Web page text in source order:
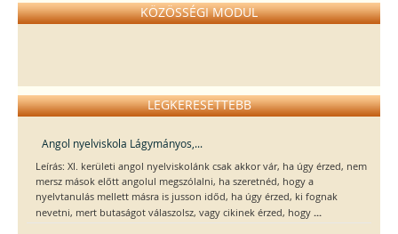
KÖZÖSSÉGI MODUL
LEGKERESETTEBB
Angol nyelviskola Lágymányos,...
Leírás: XI. kerületi angol nyelviskolánk csak akkor vár, ha úgy érzed, nem
mersz mások előtt angolul megszólalni, ha szeretnéd, hogy a
nyelvtanulás mellett másra is jusson időd, ha úgy érzed, ki fognak
nevetni, mert butaságot válaszolsz, vagy cikinek érzed, hogy ...